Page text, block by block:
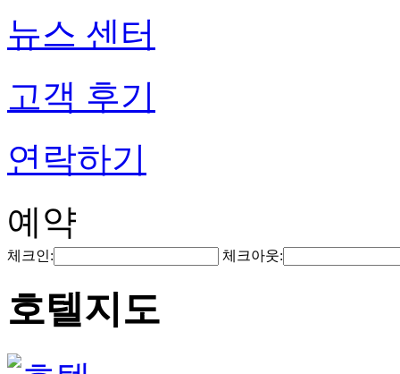
뉴스 센터
고객 후기
연락하기
예약
체크인: 체크아웃:
호텔지도